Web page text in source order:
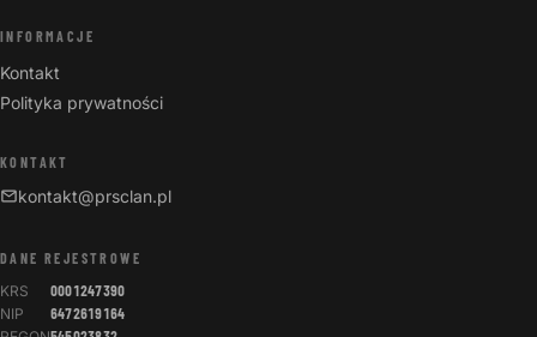
INFORMACJE
Kontakt
Polityka prywatności
KONTAKT
kontakt@prsclan.pl
DANE REJESTROWE
KRS 0001247390
NIP 6472619164